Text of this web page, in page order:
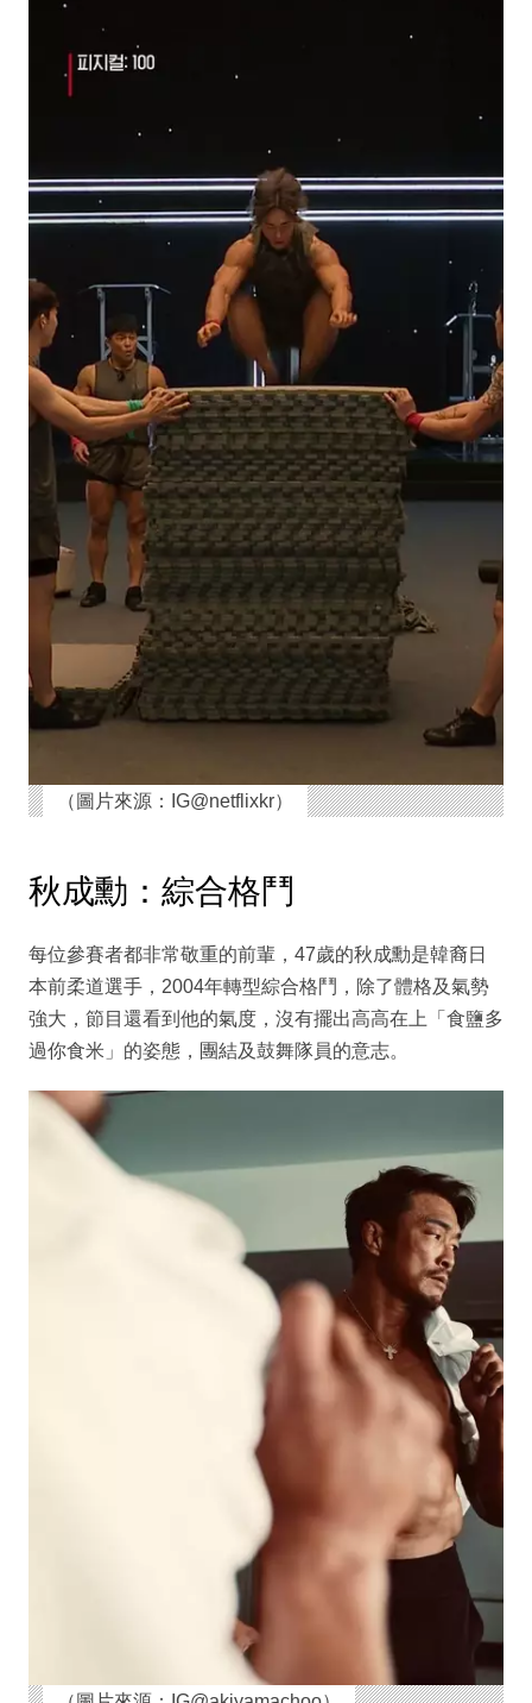
（圖片來源：IG@netflixkr）
秋成勳：綜合格鬥
每位參賽者都非常敬重的前輩，47歲的秋成勳是韓裔日
本前柔道選手，2004年轉型綜合格鬥，除了體格及氣勢
強大，節目還看到他的氣度，沒有擺出高高在上「食鹽多
過你食米」的姿態，團結及鼓舞隊員的意志。